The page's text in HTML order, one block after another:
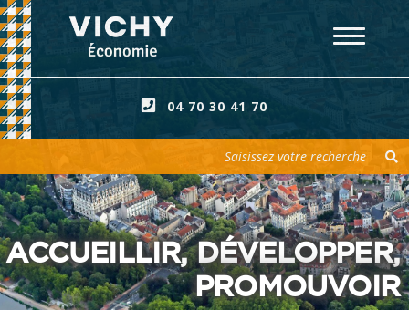
04 70 30 41 70
ACCUEILLIR, DÉVELOPPER,
PROMOUVOIR